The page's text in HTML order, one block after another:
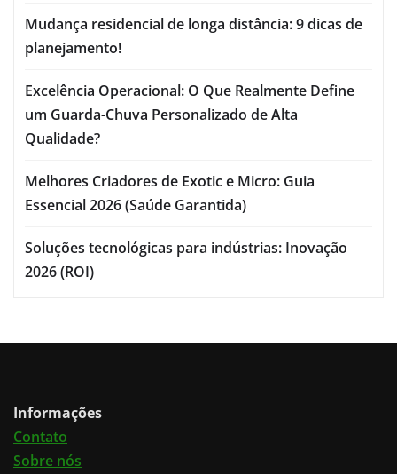
Mudança residencial de longa distância: 9 dicas de
planejamento!
Excelência Operacional: O Que Realmente Define
um Guarda-Chuva Personalizado de Alta
Qualidade?
Melhores Criadores de Exotic e Micro: Guia
Essencial 2026 (Saúde Garantida)
Soluções tecnológicas para indústrias: Inovação
2026 (ROI)
Informações
Contato
Sobre nós